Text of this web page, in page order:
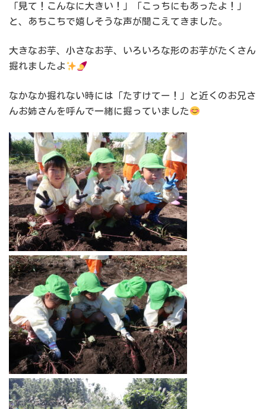
「見て！こんなに大きい！」「こっちにもあったよ！」
と、あちこちで嬉しそうな声が聞こえてきました。
大きなお芋、小さなお芋、いろいろな形のお芋がたくさん
掘れましたよ
なかなか掘れない時には「たすけてー！」と近くのお兄さ
んお姉さんを呼んで一緒に掘っていました